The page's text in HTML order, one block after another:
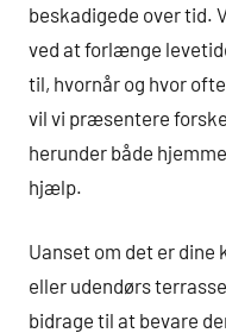
beskadigede over tid.
ved at forlænge
til, hvornår og hvor
vil vi præsentere
herunder både
hjælp.
Uanset om det er
eller udendørs
bidrage til at bevare